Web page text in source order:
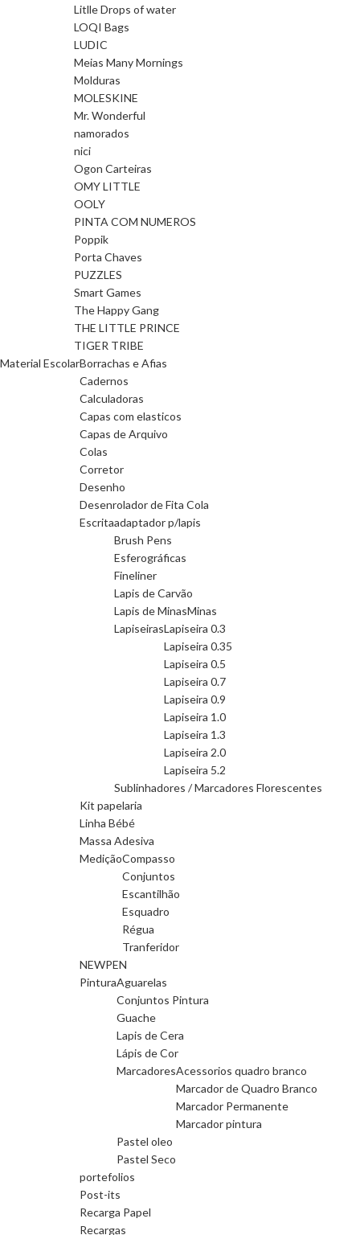
Litlle Drops of water
LOQI Bags
LUDIC
Meias Many Mornings
Molduras
MOLESKINE
Mr. Wonderful
namorados
nici
Ogon Carteiras
OMY LITTLE
OOLY
PINTA COM NUMEROS
Poppik
Porta Chaves
PUZZLES
Smart Games
The Happy Gang
THE LITTLE PRINCE
TIGER TRIBE
Material EscolarBorrachas e Afias
Cadernos
Calculadoras
Capas com elasticos
Capas de Arquivo
Colas
Corretor
Desenho
Desenrolador de Fita Cola
Escritaadaptador p/lapis
Brush Pens
Esferográficas
Fineliner
Lapis de Carvão
Lapis de MinasMinas
LapiseirasLapiseira 0.3
Lapiseira 0.35
Lapiseira 0.5
Lapiseira 0.7
Lapiseira 0.9
Lapiseira 1.0
Lapiseira 1.3
Lapiseira 2.0
Lapiseira 5.2
Sublinhadores / Marcadores Florescentes
Kit papelaria
Linha Bébé
Massa Adesiva
MediçãoCompasso
Conjuntos
Escantilhão
Esquadro
Régua
Tranferidor
NEWPEN
PinturaAguarelas
Conjuntos Pintura
Guache
Lapis de Cera
Lápis de Cor
MarcadoresAcessorios quadro branco
Marcador de Quadro Branco
Marcador Permanente
Marcador pintura
Pastel oleo
Pastel Seco
portefolios
Post-its
Recarga Papel
Recargas